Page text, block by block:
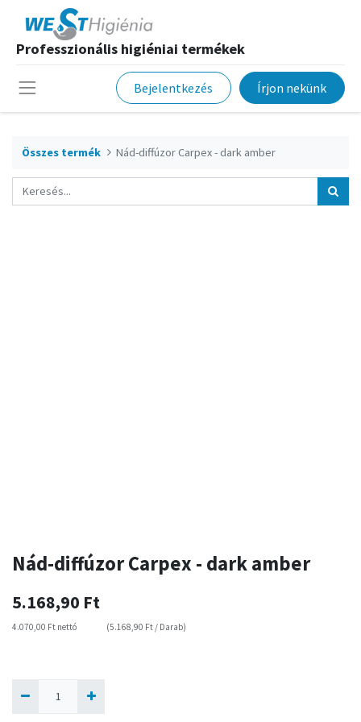
Professzionális higiéniai termékek
Bejelentkezés Írjon nekünk
Összes termék Nád-diffúzor Carpex - dark amber
Nád-diffúzor Carpex - dark amber
5.168,90 Ft
4.070,00 Ft nettó (5.168,90 Ft / Darab)